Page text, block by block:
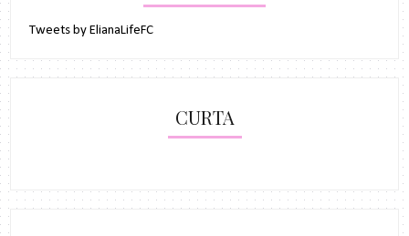
Tweets by ElianaLifeFC
CURTA